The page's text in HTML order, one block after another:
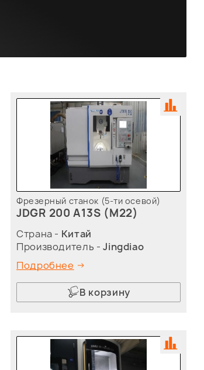
Фрезерный станок (5-ти осевой)
JDGR 200 A13S (M22)
Страна - Китай
Производитель -Jingdiao
Подробнее
В корзину